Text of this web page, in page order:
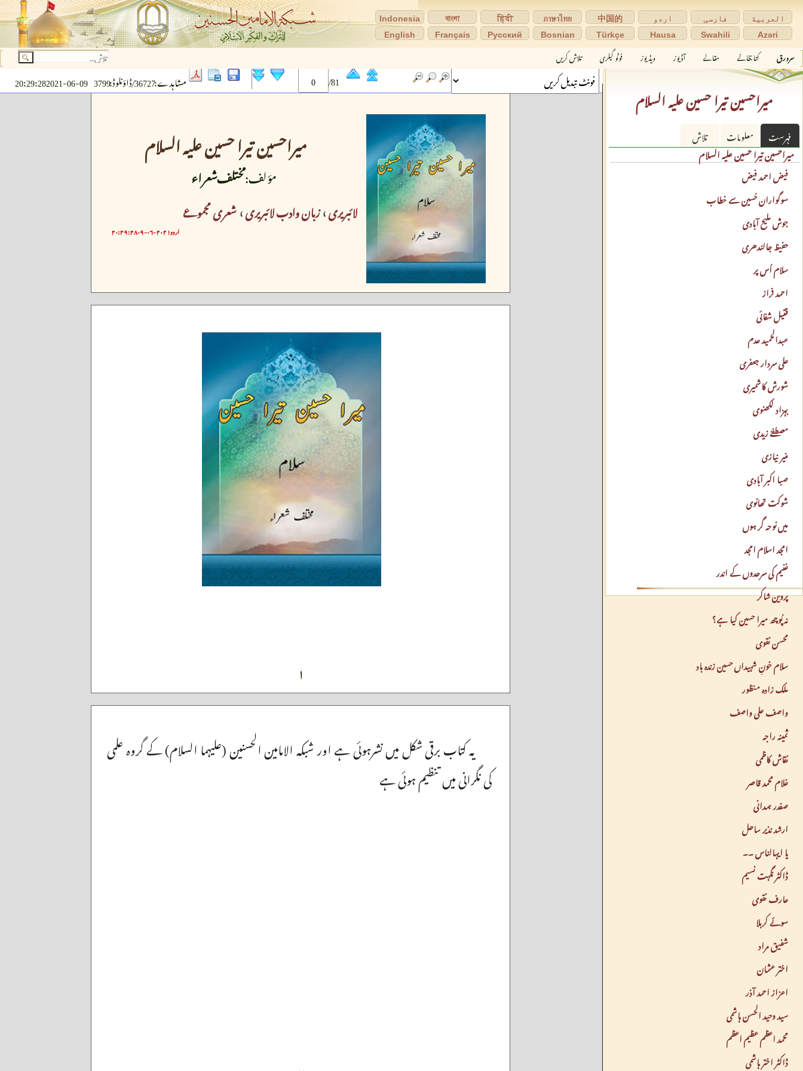
العربية فارسی اردو 中国的
ภาษาไทย
हिंदी
বাংলা
Indonesia
Azəri
Swahili
Hausa
Türkçe
Bosnian
Pусский
Français
English
سرورق کتابخانے مقالے آڈیوز ویڈیوز فوٹو گیلری تلاش کریں
میراحسین تیرا حسین علیہ السلام
فہرست معلومات تلاش
میراحسین تیرا حسین علیہ السلام
فیض احمد فیض
سوگواران حُسین سے خطاب
جوش ملیح آبادی
حفیظ جالندھری
سلام اُس پر
احمد فراز
قتیل شفائی
عبدالحمید عدم
علی سردار جعفری
شورش کاشمیری
بہزاد لکھنوی
مصطفےٰ زیدی
منیر نیازی
صبا اکبر آبادی
شوکت تھانوی
میں نوحہ گر ہوں
امجد اسلام امجد
غنیم کی سرحدوں کے اندر
پروین شاکر
نہ پُوچھ میرا حسین کیا ہے؟
محسن نقوی
سلام خونِ شہیداں حسین زندہ باد
ملک زادہ منظور
واصف علی واصف
ثمینہ راجہ
نقاش کاظمی
غلام محمد قاصر
صفدر ہمدانی
ارشد نذیر ساحل
یا ایہالناس ۔۔
ڈاکٹر نگہت نسیم
عارف نقوی
سوئے کربلا
شفیق مراد
اختر عثمان
اعزاز احمد آذر
سید وحید الحسن ہاشمی
محمد اعظم عظیم اعظم
ڈاکٹر اختر ہاشمی
81 / مشاہدے: 36727 / ڈاؤنلوڈ: 3799 2021-06-09 20:29:28
میراحسین تیرا حسین علیہ السلام
مؤلف:مختلف شعراء
لائبریری›زبان وادب لائبریری›شعری مجموعے
اردو۲۰۲۱-۰۶-۰۹ ۲۰:۲۹:۲۸
۱
یہ کتاب برقی شکل میں نشرہوئی ہے اور شبکہ الامامین الحسنین (علیہما السلام) کے گروہ علمی
کی نگرانی میں تنظیم ہوئی ہے